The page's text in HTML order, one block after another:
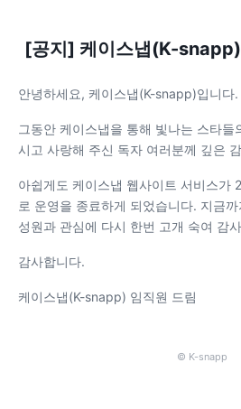
[공지] 케이스냅(K-
안녕하세요, 케이스냅(K-snapp)입니다.
그동안 케이스냅을 통해 빛나는 스타들
시고 사랑해 주신 독자 여러분께 깊은
아쉽게도 케이스냅 웹사이트 서비스가
로 운영을 종료하게 되었습니다. 지금
성원과 관심에 다시 한번 고개 숙여 감
감사합니다.
케이스냅(K-snapp) 임직원 드림
© K-snapp